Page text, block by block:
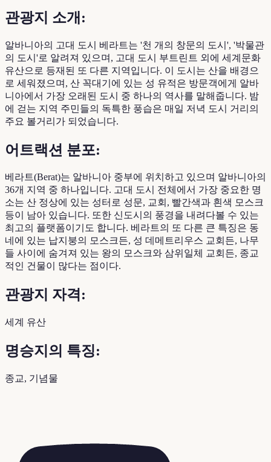
관광지 소개:
알바니아의 고대 도시 베라트는 '천 개의 창문의 도시', '박물관
의 도시'로 알려져 있으며, 고대 도시 부트린트 외에 세계문화
유산으로 등재된 또 다른 지역입니다. 이 도시는 산을 배경으
로 세워졌으며, 산 꼭대기에 있는 성 유적은 방문객에게 알바
니아에서 가장 오래된 도시 중 하나의 역사를 말해줍니다. 밤
에 걷는 지역 주민들의 독특한 풍습은 매일 저녁 도시 거리의
주요 볼거리가 되었습니다.
어트랙션 분포:
베라트(Berat)는 알바니아 중부에 위치하고 있으며 알바니아의
36개 지역 중 하나입니다. 고대 도시 전체에서 가장 중요한 명
소는 산 정상에 있는 성터로 성문, 교회, 빨간색과 흰색 모스크
등이 남아 있습니다. 또한 신도시의 풍경을 내려다볼 수 있는
최고의 플랫폼이기도 합니다. 베라트의 또 다른 큰 특징은 동
네에 있는 납지붕의 모스크든, 성 데메트리우스 교회든, 나무
들 사이에 숨겨져 있는 왕의 모스크와 삼위일체 교회든, 종교
적인 건물이 많다는 점이다.
관광지 자격:
세계 유산
명승지의 특징:
종교, 기념물